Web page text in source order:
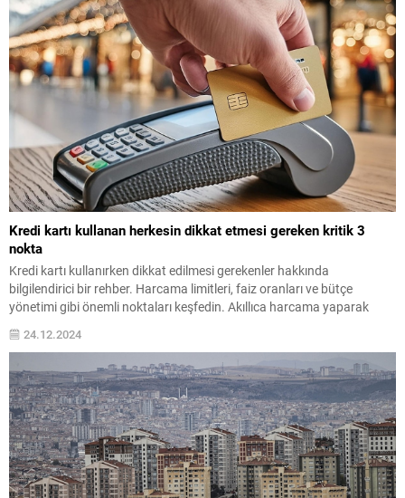
Kredi kartı kullanan herkesin dikkat etmesi gereken kritik 3
nokta
Kredi kartı kullanırken dikkat edilmesi gerekenler hakkında
bilgilendirici bir rehber. Harcama limitleri, faiz oranları ve bütçe
yönetimi gibi önemli noktaları keşfedin. Akıllıca harcama yaparak
24.12.2024